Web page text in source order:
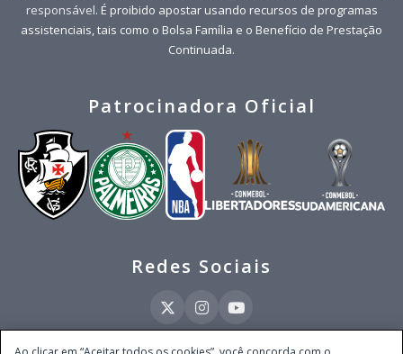
responsável. É proibido apostar usando recursos de programas
assistenciais, tais como o Bolsa Família e o Benefício de Prestação
Continuada.
Patrocinadora Oficial
Redes Sociais